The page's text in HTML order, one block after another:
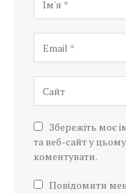
Збережіть моє
та веб-сайт у
коментувати.
Повідомити